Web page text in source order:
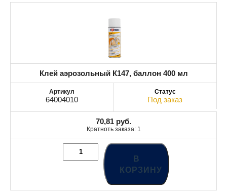
Клей аэрозольный К147, баллон 400 мл
64004010 Под заказ
70,81 руб.
Кратноть заказа: 1
В
КОРЗИНУ